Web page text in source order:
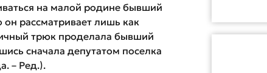
на малой родине бывший
он рассматривает лишь как
трюк проделала бывший
сначала депутатом поселка
– Ред.).